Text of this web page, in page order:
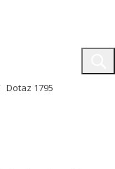
Dotaz 1795